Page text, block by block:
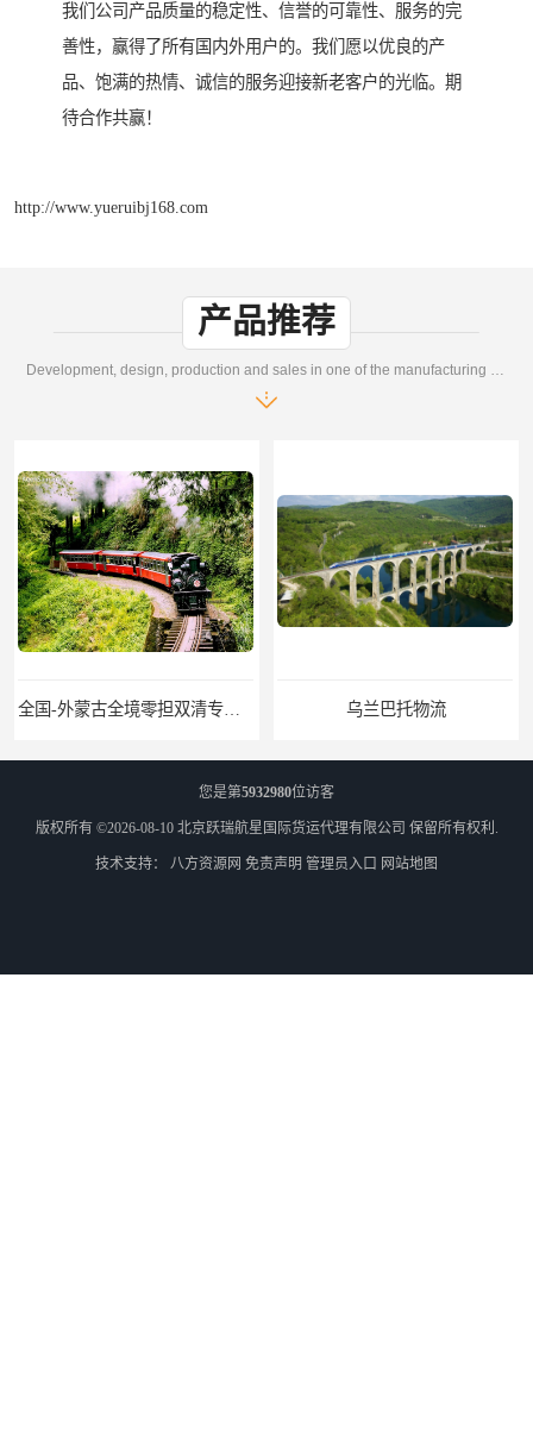
我们公司产品质量的稳定性、信誉的可靠性、服务的完
善性，赢得了所有国内外用户的。我们愿以优良的产
品、饱满的热情、诚信的服务迎接新老客户的光临。期
待合作共赢！
http://www.yueruibj168.com
产品推荐
乌兰巴托物流 外蒙古货运
您是第5932980位访客
版权所有 ©2026-08-10 北京跃瑞航星国际货运代理有限公司 保留所有权利.
技术支持： 八方资源网 免责声明 管理员入口 网站地图